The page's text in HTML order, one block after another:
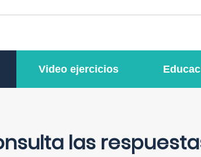
Video ejercicios
las